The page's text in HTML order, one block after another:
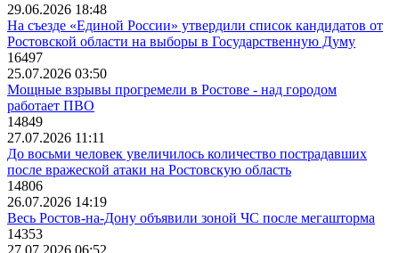
29.06.2026 18:48
На съезде «Единой России» утвердили список кандидатов от
Ростовской области на выборы в Государственную Думу
16497
25.07.2026 03:50
Мощные взрывы прогремели в Ростове - над городом
работает ПВО
14849
27.07.2026 11:11
До восьми человек увеличилось количество пострадавших
после вражеской атаки на Ростовскую область
14806
26.07.2026 14:19
Весь Ростов-на-Дону объявили зоной ЧС после мегашторма
14353
27.07.2026 06:52